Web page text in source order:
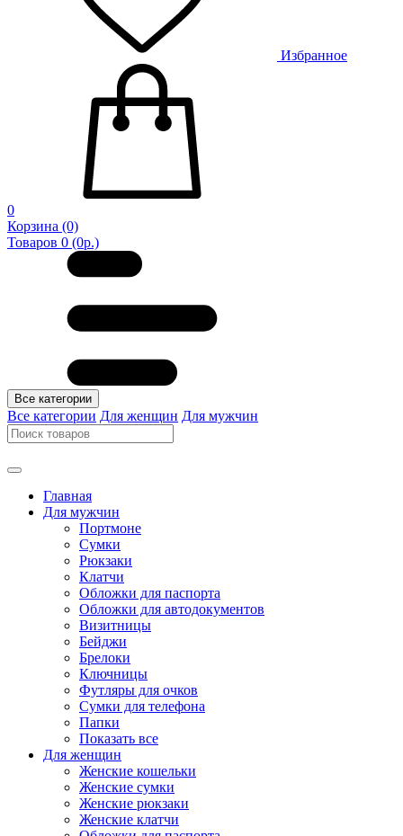
Избранное
0
Корзина (0)
Товаров 0 (0р.)
Все категории
Все категории Для женщин Для мужчин
Главная
Для мужчин
Портмоне
Сумки
Рюкзаки
Клатчи
Обложки для паспорта
Обложки для автодокументов
Визитницы
Бейджи
Брелоки
Ключницы
Футляры для очков
Сумки для телефона
Папки
Показать все
Для женщин
Женские кошельки
Женские сумки
Женские рюкзаки
Женские клатчи